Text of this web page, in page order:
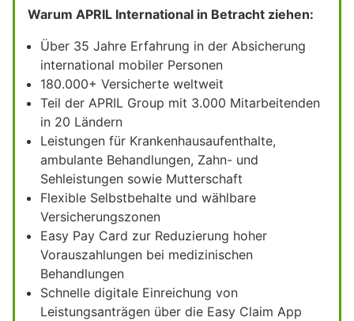
Warum APRIL International in Betracht ziehen:
Über 35 Jahre Erfahrung in der Absicherung
international mobiler Personen
180.000+ Versicherte weltweit
Teil der APRIL Group mit 3.000 Mitarbeitenden
in 20 Ländern
Leistungen für Krankenhausaufenthalte,
ambulante Behandlungen, Zahn- und
Sehleistungen sowie Mutterschaft
Flexible Selbstbehalte und wählbare
Versicherungszonen
Easy Pay Card zur Reduzierung hoher
Vorauszahlungen bei medizinischen
Behandlungen
Schnelle digitale Einreichung von
Leistungsanträgen über die Easy Claim App